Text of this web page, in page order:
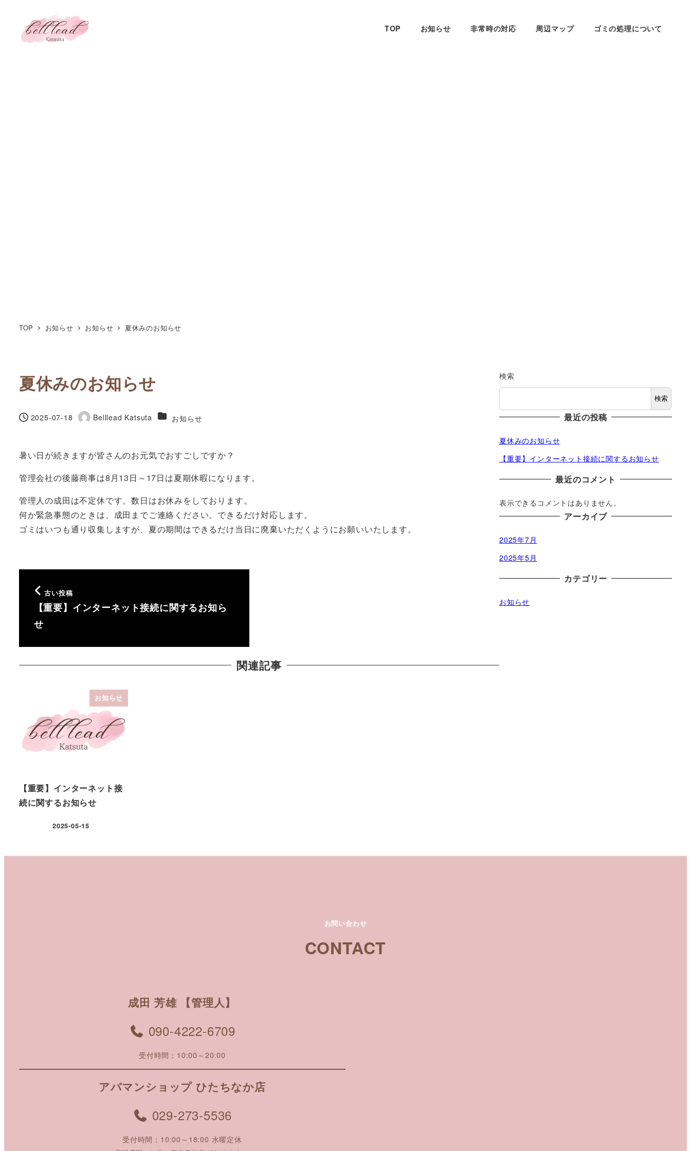
TOP お知らせ 非常時の対応 周辺マップ ゴミの処理について
TOP お知らせ お知らせ 夏休みのお知らせ
夏休みのお知らせ
投稿日
2025-07-18
著
Belllead Katsuta カテゴリー
お知らせ
暑い日が続きますが皆さんのお元気でおすごしですか？
管理会社の後藤商事は8月13日～17日は夏期休暇になります。
管理人の成田は不定休です。数日はお休みをしております。
何か緊急事態のときは、成田までご連絡ください。できるだけ対応します。
ゴミはいつも通り収集しますが、夏の期間はできるだけ当日に廃棄いただくようにお願いいたします。
古い投稿
【重要】インターネット接続に関するお知ら
せ
関連記事
お知らせ
【重要】インターネット接
続に関するお知らせ
投稿日
2025-05-15
検索
検索
最近の投稿
夏休みのお知らせ
【重要】インターネット接続に関するお知らせ
最近のコメント
表示できるコメントはありません。
アーカイブ
2025年7月
2025年5月
カテゴリー
お知らせ
お問い合わせ
CONTACT
成田 芳雄 【管理人】
090-4222-6709
受付時間：10:00～20:00
アパマンショップ ひたちなか店
029-273-5536
受付時間：10:00～18:00 水曜定休